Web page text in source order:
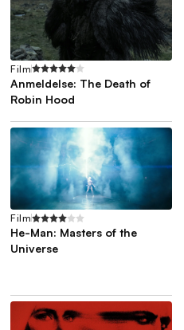
Film
Anmeldelse: The Death of
Robin Hood
Film
He-Man: Masters of the
Universe